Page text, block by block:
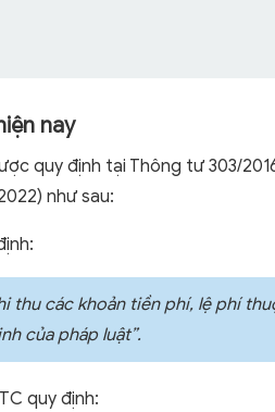
nay
quy định tại Thông tư 303/
như sau:
thu các khoản tiền phí, lệ phí
của pháp luật”.
quy định: